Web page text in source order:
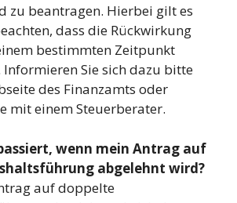
zu beantragen. Hierbei gilt es
dass die Rückwirkung
bestimmten Zeitpunkt
Sie sich dazu bitte
des Finanzamts oder
mit einem Steuerberater.
wenn mein Antrag auf
abgelehnt wird?
auf doppelte